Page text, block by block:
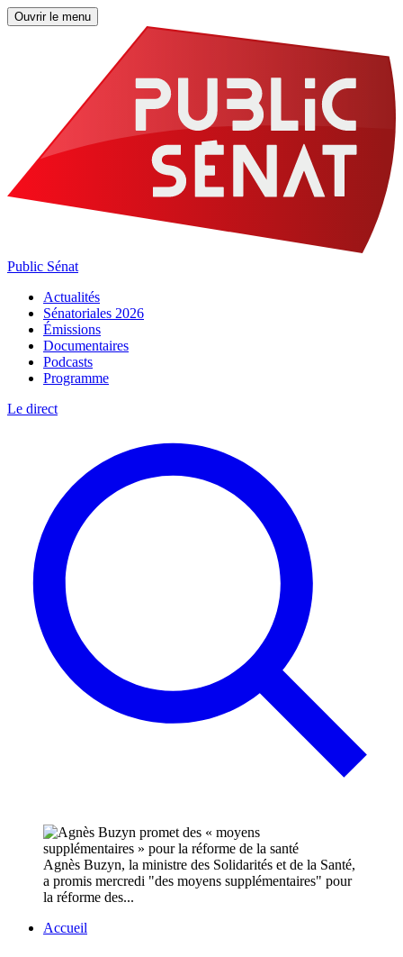
Ouvrir le menu
Public Sénat
Actualités
Sénatoriales 2026
Émissions
Documentaires
Podcasts
Programme
Le direct
Agnès Buzyn, la ministre des Solidarités et de la Santé,
a promis mercredi "des moyens supplémentaires" pour
la réforme des...
Accueil